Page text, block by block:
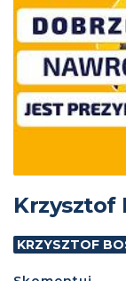
Krzysztof
KRZYSZTOF